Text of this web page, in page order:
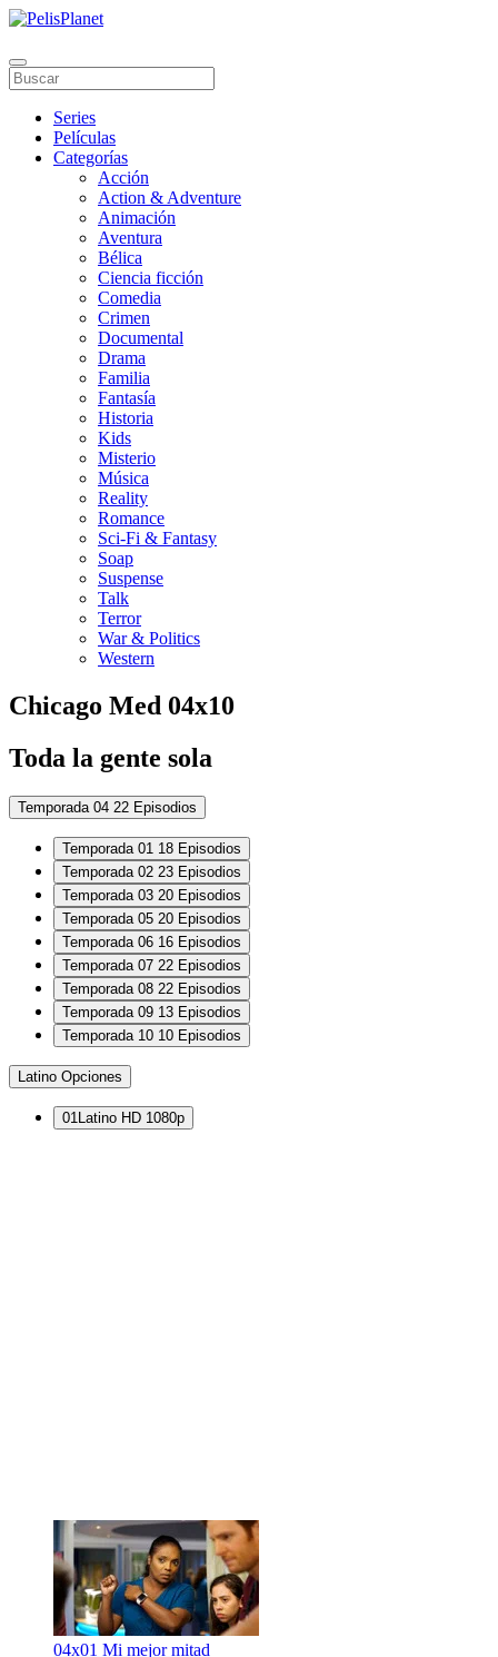
Series
Películas
Categorías
Acción
Action & Adventure
Animación
Aventura
Bélica
Ciencia ficción
Comedia
Crimen
Documental
Drama
Familia
Fantasía
Historia
Kids
Misterio
Música
Reality
Romance
Sci-Fi & Fantasy
Soap
Suspense
Talk
Terror
War & Politics
Western
Chicago Med 04x10
Toda la gente sola
Temporada 04 22 Episodios
Temporada 01 18 Episodios
Temporada 02 23 Episodios
Temporada 03 20 Episodios
Temporada 05 20 Episodios
Temporada 06 16 Episodios
Temporada 07 22 Episodios
Temporada 08 22 Episodios
Temporada 09 13 Episodios
Temporada 10 10 Episodios
Latino Opciones
01 Latino HD 1080p
04x01 Mi mejor mitad